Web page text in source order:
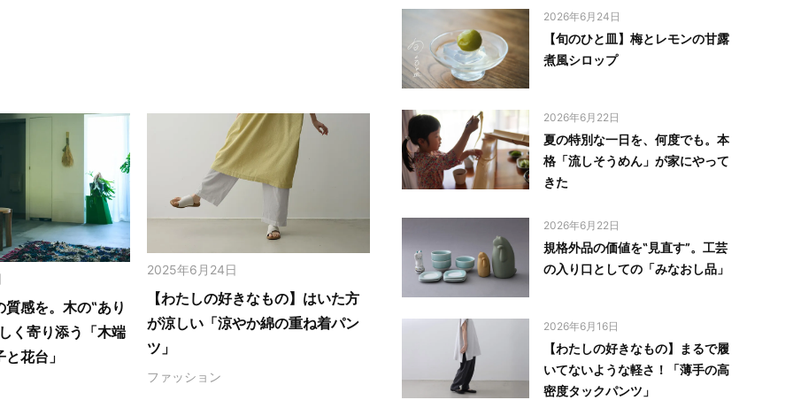
感を。木の‟あり
く寄り添う「木端
花台」
2025年6月24日
【わたしの好きなもの】はいた方
が涼しい「涼やか綿の重ね着パン
ツ」
ファッション
2026年6月24日
【旬のひと皿】梅とレモンの甘露
煮風シロップ
2026年6月22日
夏の特別な一日を、何度でも。本
格「流しそうめん」が家にやって
きた
2026年6月22日
規格外品の価値を‟見直す”。工芸
の入り口としての「みなおし品」
2026年6月16日
【わたしの好きなもの】まるで履
いてないような軽さ！「薄手の高
密度タックパンツ」